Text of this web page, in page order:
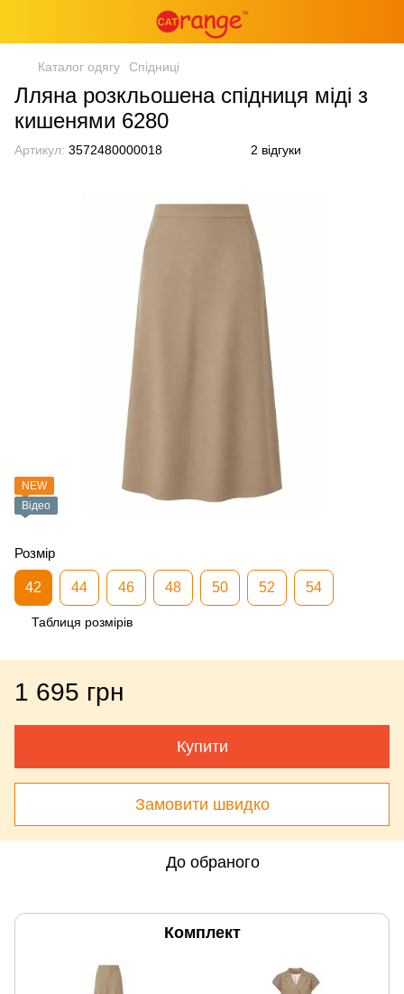
Каталог одягу Спідниці
Лляна розкльошена спідниця міді з
кишенями 6280
Артикул: 3572480000018 2 відгуки
NEW
Відео
Розмір
42 44 46 48 50 52 54
Таблиця розмірів
1 695 грн
Купити
Замовити швидко
До обраного
Комплект